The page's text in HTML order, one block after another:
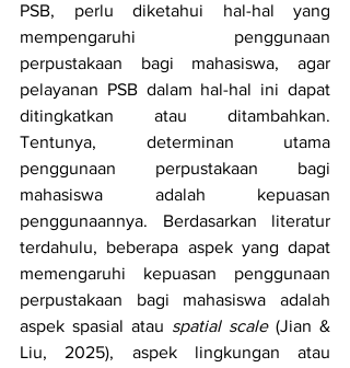
PSB, perlu diketahui hal-hal yang
mempengaruhi penggunaan
perpustakaan bagi mahasiswa, agar
pelayanan PSB dalam hal-hal ini dapat
ditingkatkan atau ditambahkan.
Tentunya, determinan utama
penggunaan perpustakaan bagi
mahasiswa adalah kepuasan
penggunaannya. Berdasarkan literatur
terdahulu, beberapa aspek yang dapat
memengaruhi kepuasan penggunaan
perpustakaan bagi mahasiswa adalah
aspek spasial atau spatial scale (Jian &